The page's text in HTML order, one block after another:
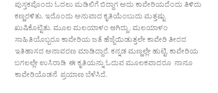
ಪುಸ್ತಕವೊಂದು ಓದಲು ಮಡಿಲಿಗೆ ಬಿದ್ದಾಗ ಅದು ಕಾವೇರಿಯದೆಂದು ತಿಳಿದು
ಕಣ್ಣರಳಿತು. ಇದೊಂದು ಅನುವಾದ ಕೃತಿಯೆಂಬುದು ಮತ್ತಷ್ಟು
ಖುಷಿಕೊಟ್ಟಿತು. ಮೂಲ ಮಲಯಾಳಂ ಆಗಿದ್ದು , ಮಲಯಾಳಂ
ಸಾಹಿತಿಯೊಬ್ಬರೂ ಕಾವೇರಿಯ ಜತೆ ಹೆಜ್ಜೆಯಿಡುತ್ತಲೇ ಕಾವೇರಿ ತೀರದ
ಇತಿಹಾಸದ ಅನಾವರಣ ಮಾಡಿದ್ದಾರೆ. ಕನ್ನಡ ಮಣ್ಣಲ್ಲೇ ಹುಟ್ಟಿ, ಕಾವೇರಿಯ
ಬಗಲಲ್ಲೇ ಉಸಿರಾಡಿ ಈ ಕೃತಿಯನ್ನು ಓದುವ ಮೂಲಕವಾದರೂ ನಾನೂ
ಕಾವೇರಿಯೊಡನೆ ಪ್ರಯಾಣ ಬೆಳೆಸಿದೆ.